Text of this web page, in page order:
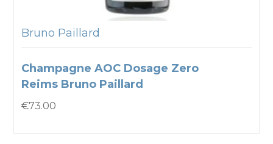
Bruno Paillard
Champagne AOC Dosage Zero
Reims Bruno Paillard
€73.00